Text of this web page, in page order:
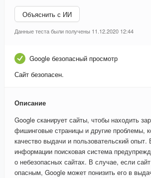
Объяснить с ИИ
Данные теста были получены 11.12.2020 12:44
Google безопасный просмотр
Сайт безопасен.
Описание
Google сканирует сайты, чтобы находить
фишинговые страницы и другие проблемы,
качество выдачи и пользовательский опыт.
информации поисковая система
о небезопасных сайтах. В случае, если
опасным, Google может понизить его в